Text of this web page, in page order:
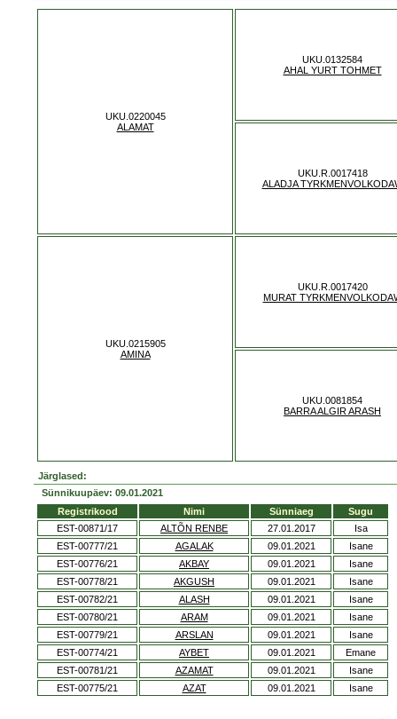
UKU.0220045
ALAMAT
UKU.0132584
AHAL YURT TOHMET
UKU.R.0017418
ALADJA
UKU.0215905
AMINA
UKU.R.0017420
MURAT
UKU.0081854
BARRA ALGIR ARASH
Järglased:
Sünnikuupäev: 09.01.2021
Registrikood
Nimi Sünniaeg
Sugu
EST-00871/17
ALTÕN RENBE 27.01.2017
Isa
EST-00777/21
AGALAK 09.01.2021
Isane
EST-00776/21
AKBAY 09.01.2021
Isane
EST-00778/21
AKGUSH 09.01.2021
Isane
EST-00782/21
ALASH 09.01.2021
Isane
EST-00780/21
ARAM 09.01.2021
Isane
EST-00779/21
ARSLAN 09.01.2021
Isane
EST-00774/21
AYBET 09.01.2021
Emane
EST-00781/21
AZAMAT 09.01.2021
Isane
EST-00775/21
AZAT 09.01.2021 Isane